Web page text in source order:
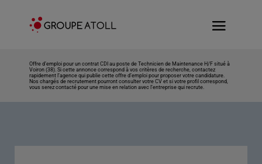
Offre d’emploi pour un contrat CDI au poste de Technicien de Maintenance H/F situé à
Voiron (38). Si cette annonce correspond à vos critères de recherche, contactez
rapidement l’agence qui publie cette offre d’emploi pour proposer votre candidature.
Nos chargés de recrutement pourront consulter votre CV et si votre profil correspond,
vous serez contacté pour une mise en relation avec l’entreprise qui recrute.